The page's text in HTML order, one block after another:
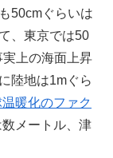
50cmぐらいは
、東京では50
上の海面上昇
陸地は1mぐら
暖化のファク
数メートル、津